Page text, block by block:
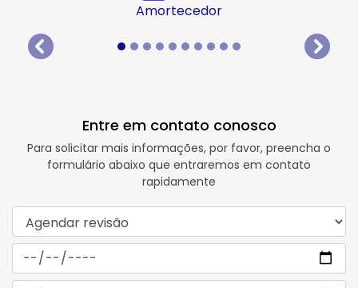
Amortecedor
templates.template-
Entre em contato conosco
Para solicitar mais informações, por favor, preencha o
formulário abaixo que entraremos em contato
rapidamente